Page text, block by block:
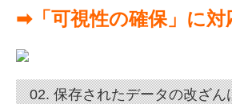
➡「可視性の確保」に対
02. 保存されたデータの改ざん